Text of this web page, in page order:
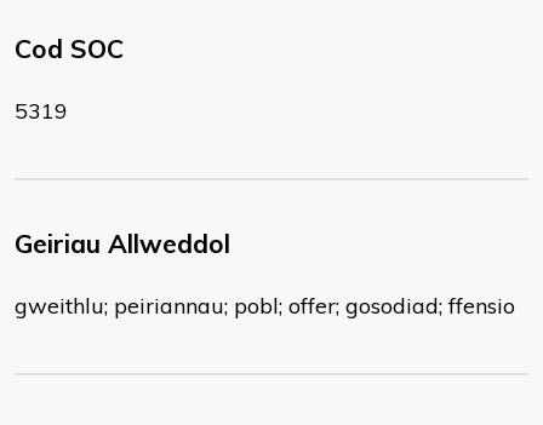
Cod SOC
5319
Geiriau Allweddol
gweithlu; peiriannau; pobl; offer; gosodiad; ffensio